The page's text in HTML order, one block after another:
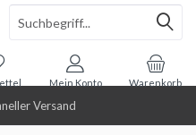
Versand
Warenkorb
Mein Konto